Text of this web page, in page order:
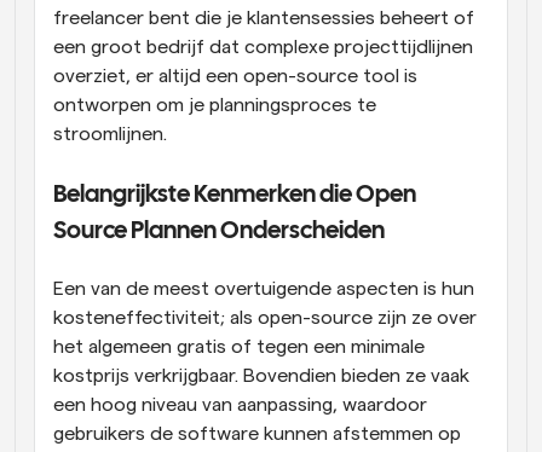
freelancer bent die je klantensessies beheert of
een groot bedrijf dat complexe projecttijdlijnen
overziet, er altijd een open-source tool is
ontworpen om je planningsproces te
stroomlijnen.
Belangrijkste Kenmerken die Open
Source Plannen Onderscheiden
Een van de meest overtuigende aspecten is hun
kosteneffectiviteit; als open-source zijn ze over
het algemeen gratis of tegen een minimale
kostprijs verkrijgbaar. Bovendien bieden ze vaak
een hoog niveau van aanpassing, waardoor
gebruikers de software kunnen afstemmen op